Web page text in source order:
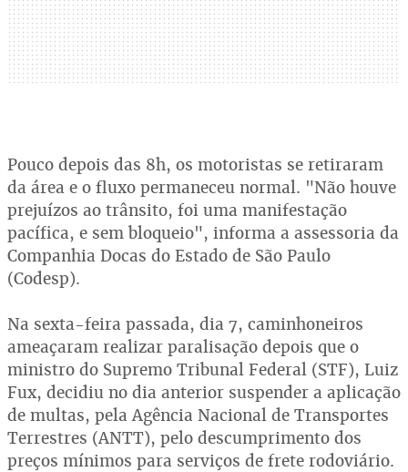
Pouco depois das 8h, os motoristas se retiraram
da área e o fluxo permaneceu normal. "Não houve
prejuízos ao trânsito, foi uma manifestação
pacífica, e sem bloqueio", informa a assessoria da
Companhia Docas do Estado de São Paulo
(Codesp).
Na sexta-feira passada, dia 7, caminhoneiros
ameaçaram realizar paralisação depois que o
ministro do Supremo Tribunal Federal (STF), Luiz
Fux, decidiu no dia anterior suspender a aplicação
de multas, pela Agência Nacional de Transportes
Terrestres (ANTT), pelo descumprimento dos
preços mínimos para serviços de frete rodoviário.